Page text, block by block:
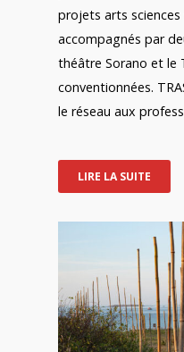
projets arts
accompagnés par
théâtre Sorano et le
conventionnées.
le réseau aux
LIRE LA SUITE